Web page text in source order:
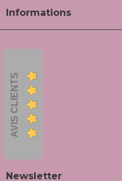
Informations
AVIS CLIENTS
Newsletter